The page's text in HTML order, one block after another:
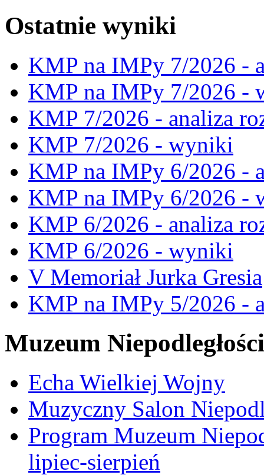
Ostatnie wyniki
KMP na IMPy 7/2026 -
KMP na IMPy 7/2026 -
KMP 7/2026 - analiza
KMP 7/2026 - wyniki
KMP na IMPy 6/2026 -
KMP na IMPy 6/2026 -
KMP 6/2026 - analiza
KMP 6/2026 - wyniki
V Memoriał Jurka Gresia
KMP na IMPy 5/2026 -
Muzeum Niepodległości
Echa Wielkiej Wojny
Muzyczny Salon
Program Muzeum
lipiec-sierpień